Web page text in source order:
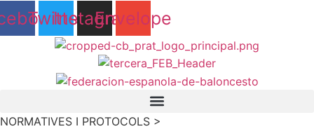
Twitter
Instagram
Envelope
NORMATIVES I PROTOCOLS >